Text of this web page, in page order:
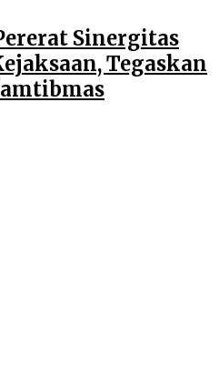
Sinergitas
Tegaskan